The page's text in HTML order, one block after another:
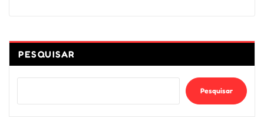
PESQUISAR
Pesquisar